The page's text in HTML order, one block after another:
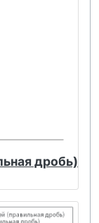
дробь)